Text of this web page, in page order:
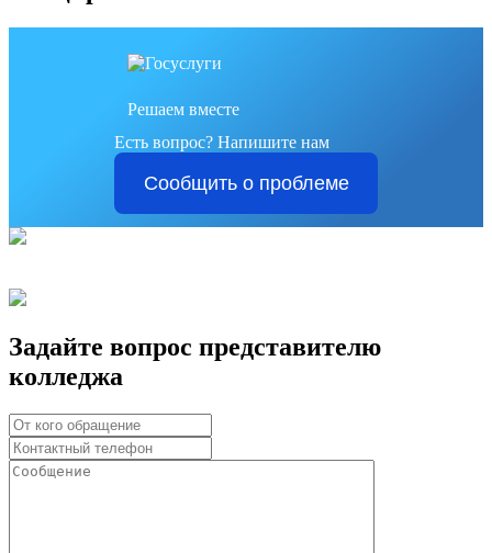
Решаем вместе
Есть вопрос? Напишите нам
Сообщить о проблеме
Задайте вопрос представителю
колледжа